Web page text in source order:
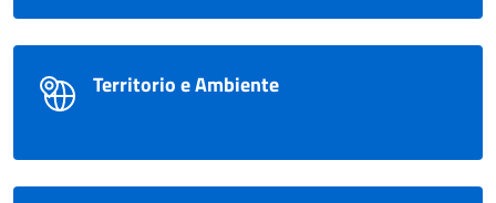
Territorio e Ambiente